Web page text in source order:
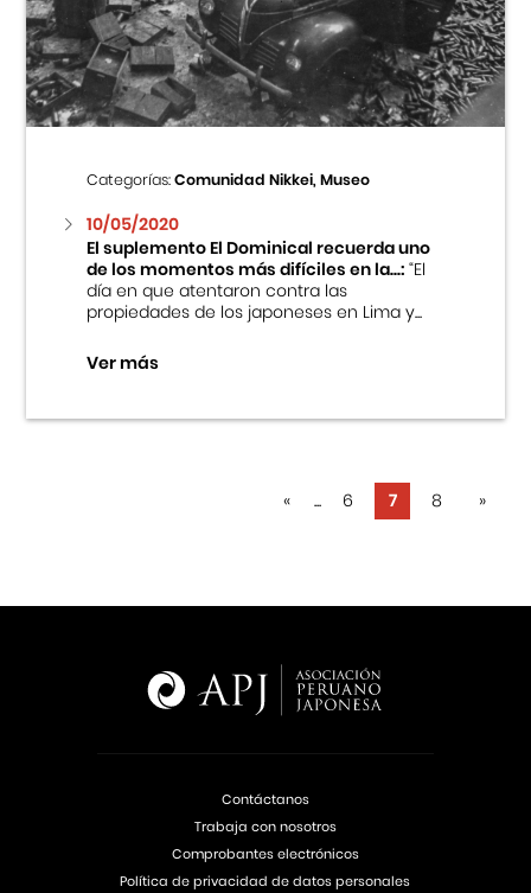
Categorías:Comunidad Nikkei, Museo
10/05/2020
El suplemento El Dominical recuerda uno
de los momentos más difíciles en la...:“El
día en que atentaron contra las
propiedades de los japoneses en Lima y...
Ver más
« ... 6 7 8 »
Contáctanos
Trabaja con nosotros
Comprobantes electrónicos
Política de privacidad de datos personales